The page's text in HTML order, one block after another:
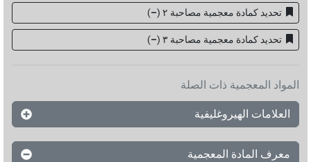
تحديد كمادة معجمية مصاحبة ٢ –
)
تحديد كمادة معجمية مصاحبة ۳ –
)
المواد المعجمية ذات الصلة
العلامات الهيروغليفية
معرف المادة المعجمية